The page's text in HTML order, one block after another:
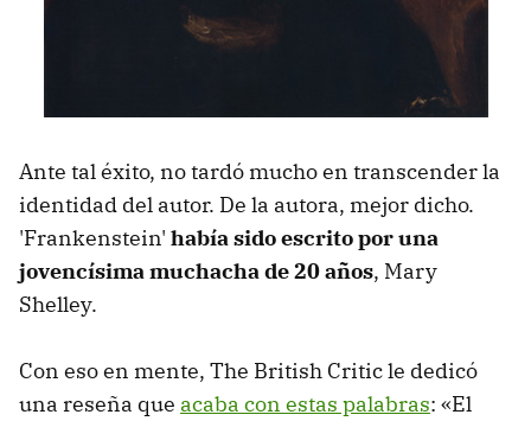
Ante tal éxito, no tardó mucho en transcender la
identidad del autor. De la autora, mejor dicho.
'Frankenstein' había sido escrito por una
jovencísima muchacha de 20 años, Mary
Shelley.
Con eso en mente, The British Critic le dedicó
una reseña que acaba con estas palabras: «El